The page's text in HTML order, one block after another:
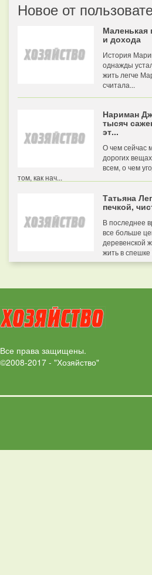
Новое от
Маленькая
и дохода
История
однажды
жить легче
считала...
Нариман
тысяч
эт...
О чем сейчас
дорогих
всем, о чем
том, как нач...
Татьяна
печкой,
В последнее
все больше
деревенской
жить в спешке
Все права защищены.
©2008-2017 - "Хозяйство"